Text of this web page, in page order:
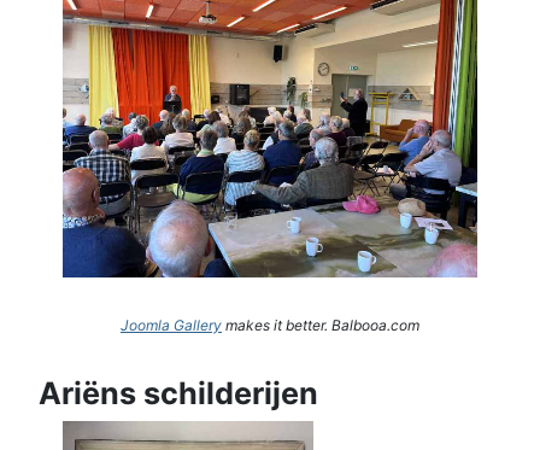
Joomla Gallery makes it better. Balbooa.com
Ariëns schilderijen